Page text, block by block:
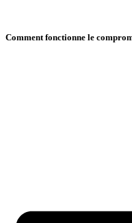
Comment fonctionne le